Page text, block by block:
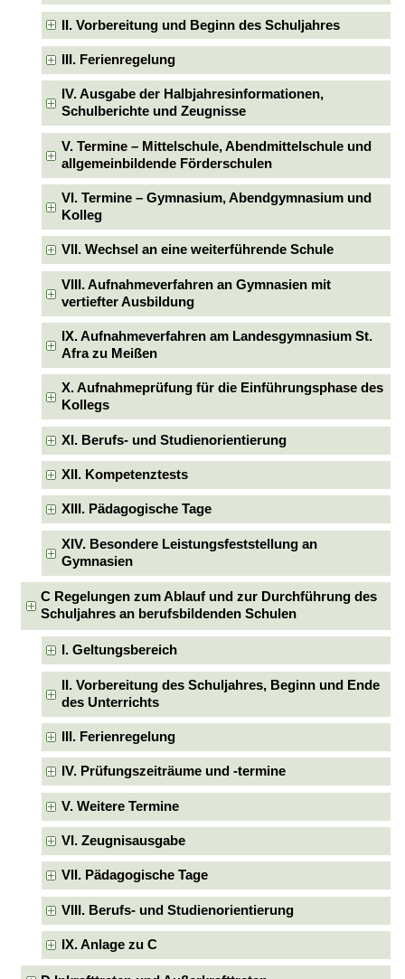
II. Vorbereitung und Beginn des Schuljahres
III. Ferienregelung
IV. Ausgabe der Halbjahresinformationen,
Schulberichte und Zeugnisse
V. Termine – Mittelschule, Abendmittelschule und
allgemeinbildende Förderschulen
VI. Termine – Gymnasium, Abendgymnasium und
Kolleg
VII. Wechsel an eine weiterführende Schule
VIII. Aufnahmeverfahren an Gymnasien mit
vertiefter Ausbildung
IX. Aufnahmeverfahren am Landesgymnasium St.
Afra zu Meißen
X. Aufnahmeprüfung für die Einführungsphase des
Kollegs
XI. Berufs- und Studienorientierung
XII. Kompetenztests
XIII. Pädagogische Tage
XIV. Besondere Leistungsfeststellung an
Gymnasien
C Regelungen zum Ablauf und zur Durchführung des
Schuljahres an berufsbildenden Schulen
I. Geltungsbereich
II. Vorbereitung des Schuljahres, Beginn und Ende
des Unterrichts
III. Ferienregelung
IV. Prüfungszeiträume und -termine
V. Weitere Termine
VI. Zeugnisausgabe
VII. Pädagogische Tage
VIII. Berufs- und Studienorientierung
IX. Anlage zu C